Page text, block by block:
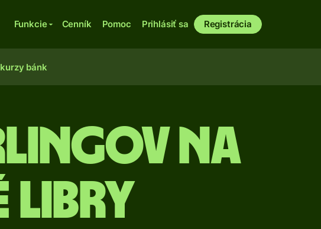
Funkcie Cenník Pomoc Prihlásiť sa Registrácia
bánk
na
libry